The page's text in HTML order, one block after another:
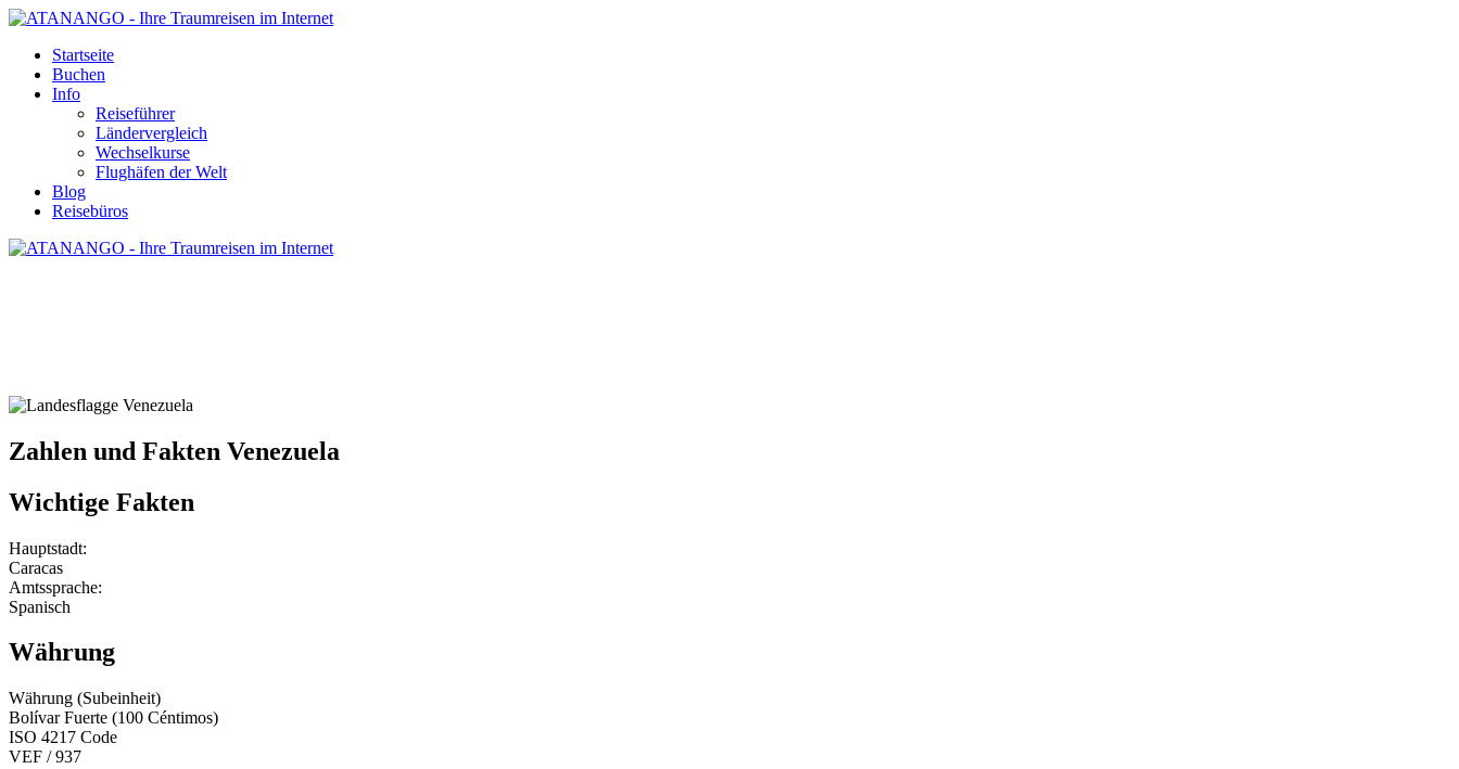
Startseite
Buchen
Info
Reiseführer
Ländervergleich
Wechselkurse
Flughäfen der Welt
Blog
Reisebüros
Zahlen und Fakten Venezuela
Wichtige Fakten
Hauptstadt:
Caracas
Amtssprache:
Spanisch
Währung
Währung (Subeinheit)
Bolívar Fuerte (100 Céntimos)
ISO 4217 Code
VEF / 937